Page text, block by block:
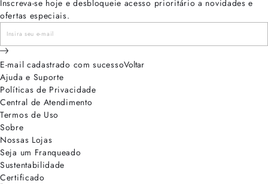
Inscreva-se hoje e desbloqueie acesso prioritário a novidades e
ofertas especiais.
E-mail cadastrado com sucessoVoltar
Ajuda e Suporte
Políticas de Privacidade
Central de Atendimento
Termos de Uso
Sobre
Nossas Lojas
Seja um Franqueado
Sustentabilidade
Certificado